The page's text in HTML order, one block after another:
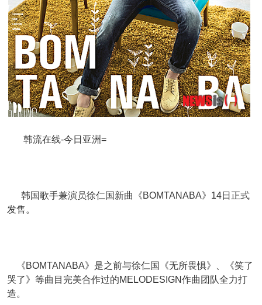
韩流在线-今日亚洲=
韩国歌手兼演员徐仁国新曲《BOMTANABA》14日正式
发售。
《BOMTANABA》是之前与徐仁国
《无所畏惧》、《笑了
哭了》等曲目完美合作过的MELODESIGN作曲团队全力打
造。